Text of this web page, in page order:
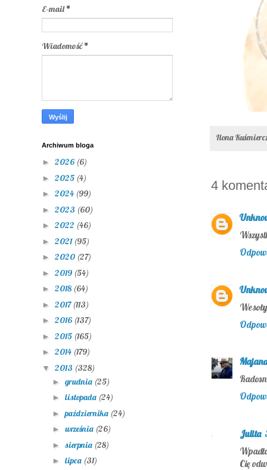
Ilona
4
Majana
Julita
Cię
E-mail*
Wiadomość*
Archiwum bloga
► 2026 (6)
► 2025 (4)
► 2024 (99)
► 2023 (60)
► 2022 (46)
► 2021 (95)
► 2020 (27)
► 2019 (54)
► 2018 (64)
► 2017(113)
► 2016 (137)
► 2015 (165)
► 2014 (179)
▼ 2013 (328)
► grudnia (25)
► listopada (24)
►października (24)
► września (26)
► sierpnia (28)
► lipca (31)